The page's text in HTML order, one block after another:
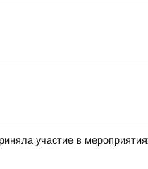
участие в